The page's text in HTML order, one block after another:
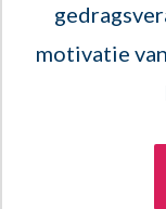
motivatie